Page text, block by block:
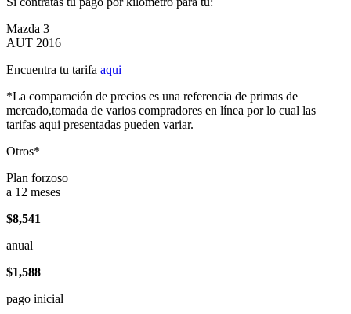
Mazda 3
AUT 2016
Encuentra tu tarifa aqui
*La comparación de precios es una referencia de primas de
mercado,tomada de varios compradores en línea por lo cual las
tarifas aqui presentadas pueden variar.
Otros*
Plan forzoso
a 12 meses
$8,541
anual
$1,588
pago inicial